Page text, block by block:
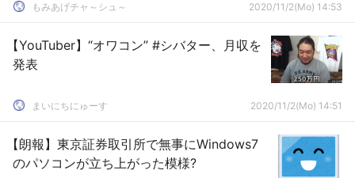
もみあげチャ～シュ～ 2020/11/2(Mo) 14:53
【YouTuber】“オワコン” #シバター、月収を
発表
まいにちにゅーす 2020/11/2(Mo) 14:51
【朗報】東京証券取引所で無事にWindows7
のパソコンが立ち上がった模様?